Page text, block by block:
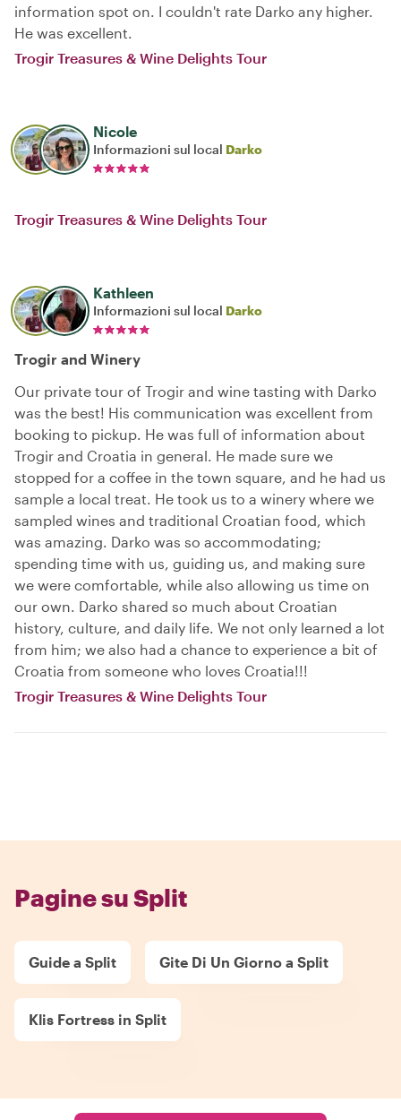
information spot on. I couldn't rate Darko any higher.
He was excellent.
Trogir Treasures & Wine Delights Tour
Nicole
Informazioni sul local Darko
Trogir Treasures & Wine Delights Tour
Kathleen
Informazioni sul local Darko
Trogir and Winery
Our private tour of Trogir and wine tasting with Darko
was the best! His communication was excellent from
booking to pickup. He was full of information about
Trogir and Croatia in general. He made sure we
stopped for a coffee in the town square, and he had us
sample a local treat. He took us to a winery where we
sampled wines and traditional Croatian food, which
was amazing. Darko was so accommodating;
spending time with us, guiding us, and making sure
we were comfortable, while also allowing us time on
our own. Darko shared so much about Croatian
history, culture, and daily life. We not only learned a lot
from him; we also had a chance to experience a bit of
Croatia from someone who loves Croatia!!!
Trogir Treasures & Wine Delights Tour
Pagine su Split
Guide a Split Gite Di Un Giorno a Split
Klis Fortress in Split